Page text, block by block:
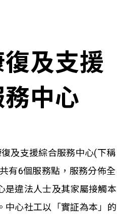
及支援
中心
及支援綜合服務中心(下稱
有6個服務點，服務分佈全
是違法人士及其家屬接觸本
中心社工以「實証為本」的